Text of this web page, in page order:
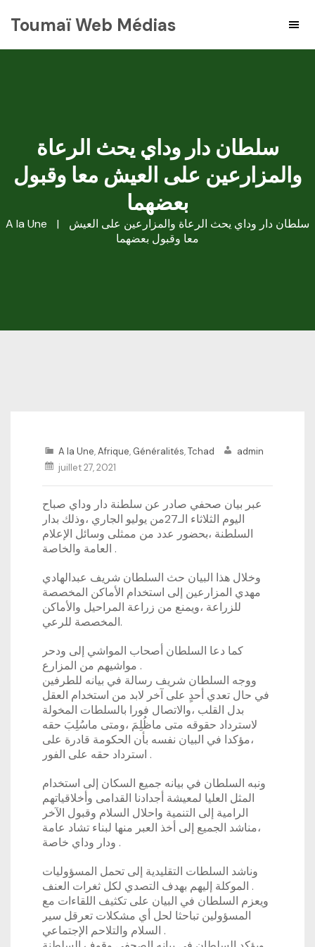
Toumaï Web Médias
سلطان دار وداي يحث الرعاة
والمزارعين على العيش معا وقبول
بعضهما
A la Une |
سلطان دار وداي يحث الرعاة والمزارعين على العيش
معا وقبول بعضهما
A la Une,Afrique, Généralités,Tchad
admin
juillet 27, 2021
عبر بيان صحفي صادر عن سلطنة دار وداي صباح
اليوم الثلاثاء الـ27من يوليو الجاري ،وذلك بدار
السلطنة ،بحضور عدد من ممثلى وسائل الإعلام
العامة والخاصة .
وخلال هذا البيان حث السلطان شريف عبدالهادي
مهدي المزارعين إلى استخدام الأماكن المخصصة
للزراعة ،ويمنع من زراعة المراحيل والأماكن
المخصصة للرعي.
كما دعا السلطان أصحاب المواشي إلى ودحر
مواشيهم من المزارع .
ووجه السلطان شريف رسالة في بيانه للطرفين
في حال تعدي أحدٍ على آخر لابد من استخدام العقل
بدل القلب ،والاتصال فورا بالسلطات المخولة
لاسترداد حقوقه متى ماظُلِمَ ،ومتى ماسُلِبَ حقه
،مؤكدا في البيان نفسه بأن الحكومة قادرة على
استرداد حقه على الفور .
ونبه السلطان في بيانه جميع السكان إلى استخدام
المثل العليا لمعيشة أجدادنا القدامى وأخلاقياتهم
الرامية إلى التنمية واحلال السلام وقبول الآخر
،مناشد الجميع إلى أخذ العبر منها لبناء تشاد عامة
ودار وداي خاصة .
وناشد السلطات التقليدية إلى تحمل المسؤوليات
الموكلة إليهم بهدف التصدي لكل ثغرات العنف .
ويعزم السلطان في البيان على تكثيف اللقاءات مع
المسؤولين تباحثا لحل أي مشكلات تعرقل سير
السلام والتلاحم الإجتماعي .